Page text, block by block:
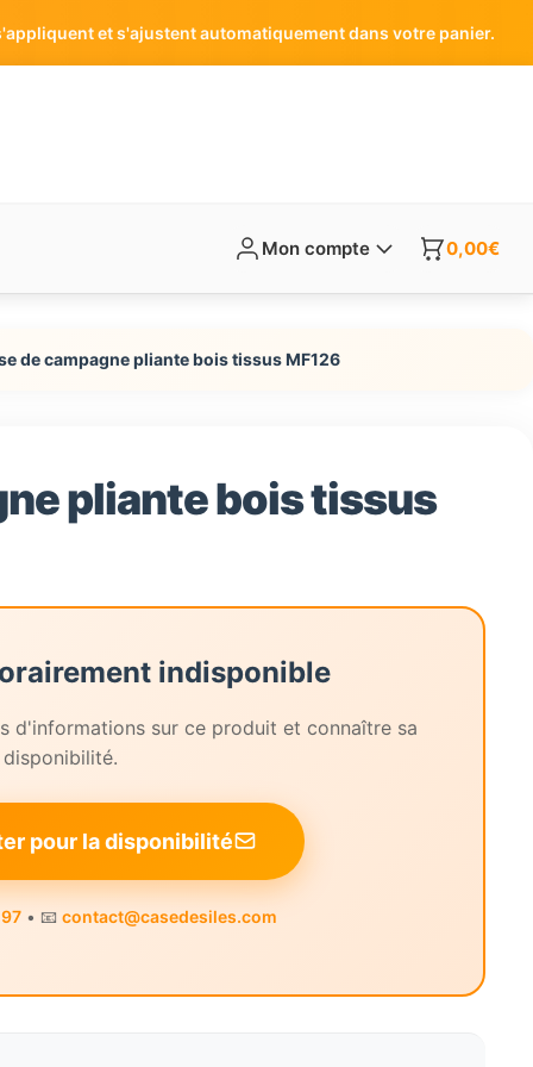
et s'ajustent automatiquement dans votre panier.
Mon compte 0,00€
de campagne pliante bois tissus MF126
pliante bois tissus
indisponible
d'informations sur ce produit et connaître sa
disponibilité.
pour la disponibilité
• 📧contact@casedesiles.com